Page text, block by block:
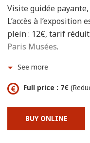
Visite guidée
L’accès à
plein : 12€, tarif
Paris Musées.
See more
Full price : 7€
BUY ONLINE